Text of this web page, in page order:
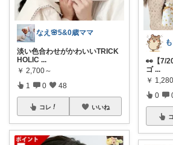
なえ🌸5&0歳ママ
淡い色合わせがかわいいTRICK
HOLIC ...
￥ 2,700～
1 0 48
コレ いいね
👀【7/
ゴ ...
￥
0